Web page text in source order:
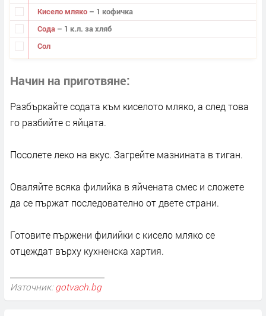
Кисело мляко – 1 кофичка
Сода – 1 к.л. за хляб
Сол
Начин на приготвяне
Разбъркайте содата към киселото мляко, а след това
го разбийте с яйцата.
Посолете леко на вкус. Загрейте мазнината в тиган.
Оваляйте всяка филийка в яйчената смес и сложете
да се пържат последователно от двете страни.
Готовите пържени филийки с кисело мляко се
отцеждат върху кухненска хартия.
Източник: gotvach.bg